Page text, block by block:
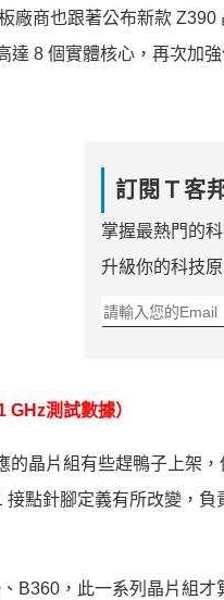
廠商也跟著公布新款
8 個實體核心，再次加
訂閱Ｔ客
掌握最熱門的
升級你的科技原
測試數據）
晶片組有些趕鴨子上架
點針腳定義有所改變，
B360，此一系列晶片組